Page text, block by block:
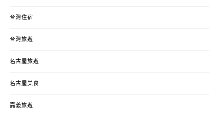
台灣住宿
台灣旅遊
名古屋旅遊
名古屋美食
嘉義旅遊